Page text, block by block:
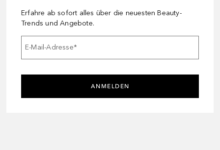
Erfahre ab sofort alles über die neuesten Beauty-
Trends und Angebote.
E-Mail-Adresse*
ANMELDEN